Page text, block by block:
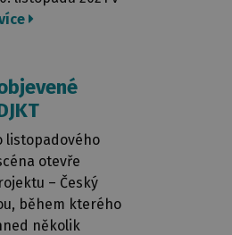
listopadového
otevře
– Český
během kterého
několik